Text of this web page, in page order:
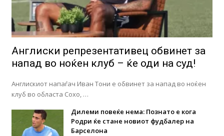
Англиски репрезентативец обвинет за
напад во ноќен клуб – ќе оди на суд!
Англискиот напаѓач Иван Тони е обвинет за напад во ноќен
клуб во областа Сохо, …
Дилеми повеќе нема: Познато е кога
Родри ќе стане новиот фудбалер на
Барселона